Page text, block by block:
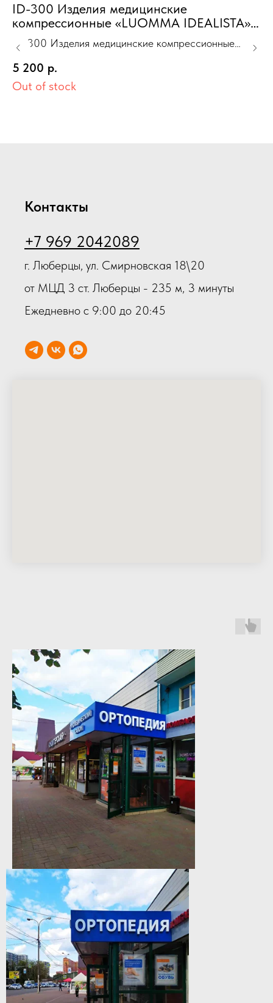
ID-300 Изделия медицинские
компрессионные «LUOMMA IDEALISTA»
чулки черный XS(I) 1 класс Норм.
закрытый носок
ID-300 Изделия медицинские компрессионные
Норм. закрытый носок
5 200 р.
Out of stock
Контакты
+7 969 2042089
г. Люберцы, ул. Смирновская 18\20
от МЦД 3 ст. Люберцы - 235 м, 3 минуты
Ежедневно с 9:00 до 20:45